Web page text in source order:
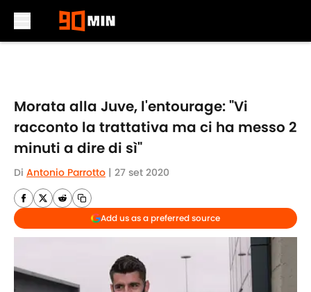
Morata alla Juve, l'entourage: "Vi
racconto la trattativa ma ci ha messo 2
minuti a dire di sì"
Di Antonio Parrotto | 27 set 2020
Add us as a preferred source